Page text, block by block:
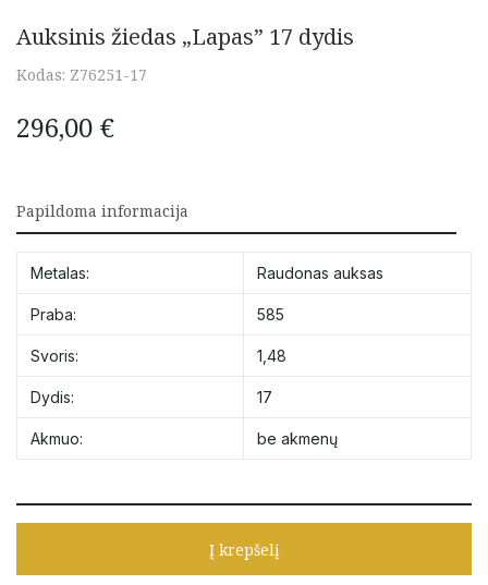
Auksinis žiedas „Lapas” 17 dydis
Kodas: Z76251-17
296,00 €
Papildoma informacija
Metalas: Raudonas auksas
Praba: 585
Svoris: 1,48
Dydis: 17
Akmuo: be akmenų
Į krepšelį